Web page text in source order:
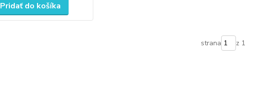
Pridať do košíka
strana z 1